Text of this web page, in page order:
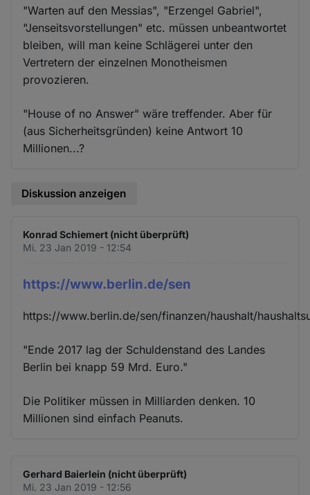
"Warten auf den Messias", "Erzengel Gabriel",
"Jenseitsvorstellungen" etc. müssen unbeantwortet
bleiben, will man keine Schlägerei unter den
Vertretern der einzelnen Monotheismen
provozieren.
"House of no Answer" wäre treffender. Aber für
(aus Sicherheitsgründen) keine Antwort 10
Millionen...?
Diskussion anzeigen
Konrad Schiemert (nicht überprüft)
Mi. 23 Jan 2019 - 12:54
https://www.berlin.de/sen
https://www.berlin.de/sen/finanzen/haushalt/
"Ende 2017 lag der Schuldenstand des Landes
Berlin bei knapp 59 Mrd. Euro."
Die Politiker müssen in Milliarden denken. 10
Millionen sind einfach Peanuts.
Gerhard Baierlein (nicht überprüft)
Mi. 23 Jan 2019 - 12:56